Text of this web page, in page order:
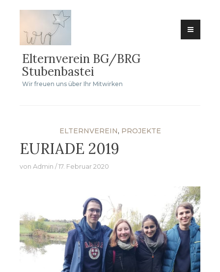
springen
Elternverein BG/BRG
Stubenbastei
Wir freuen uns über Ihr Mitwirken
ELTERNVEREIN, PROJEKTE
EURIADE 2019
von Admin 17. Februar 2020